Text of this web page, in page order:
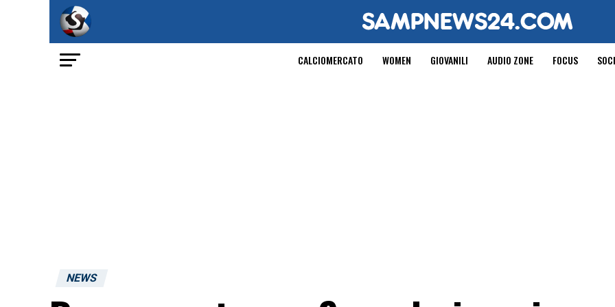
CALCIOMERCATO WOMEN GIOVANILI AUDIO ZONE FOCUS
NEWS